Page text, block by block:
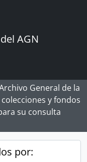
AGN
General de la
y fondos
su consulta
por: